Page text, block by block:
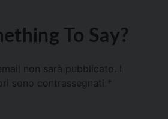
To Say?
non sarà pubblicato.
sono contrassegnati *